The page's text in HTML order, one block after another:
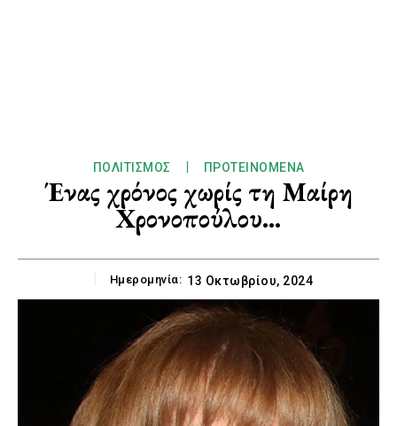
ΠΟΛΙΤΙΣΜΌΣ ΠΡΟΤΕΙΝΌΜΕΝΑ
Ένας χρόνος χωρίς τη Μαίρη
Χρονοπούλου…
Ημερομηνία: 13 Οκτωβρίου, 2024